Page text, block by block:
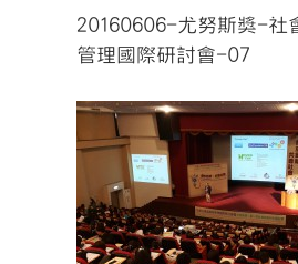
20160606-尤努斯獎-社
管理國際研討會-07